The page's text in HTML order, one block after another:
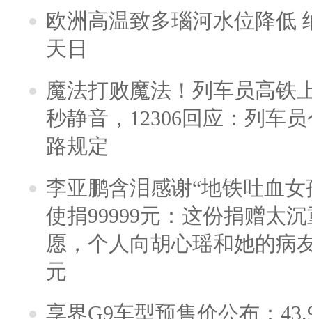
欧洲高温致多瑙河水位降低
天日
魔法打败魔法！列车员高铁
秒静音，12306回应：列车
路规定
李亚鹏含泪感谢“地铁吐血
使捐99999元：这份捐赠太
愿，个人向胡心瑶和她的病
元
享界G9车型预售价公布：